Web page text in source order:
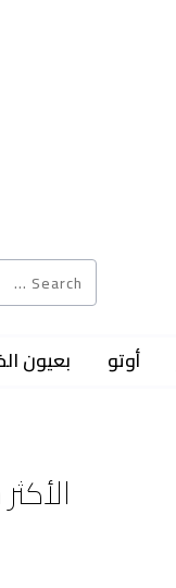
أوتو بعيون